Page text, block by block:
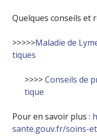
Quelques conseils et
>>>>>Maladie de
tiques
>>>>Conseils de
tique
Pour en savoir plus :
sante.gouv.fr/soins-